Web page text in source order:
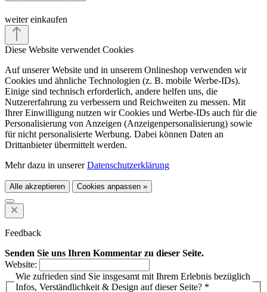
weiter einkaufen
Diese Website verwendet Cookies
Auf unserer Website und in unserem Onlineshop verwenden wir
Cookies und ähnliche Technologien (z. B. mobile Werbe-IDs).
Einige sind technisch erforderlich, andere helfen uns, die
Nutzererfahrung zu verbessern und Reichweiten zu messen. Mit
Ihrer Einwilligung nutzen wir Cookies und Werbe-IDs auch für die
Personalisierung von Anzeigen (Anzeigenpersonalisierung) sowie
für nicht personalisierte Werbung. Dabei können Daten an
Drittanbieter übermittelt werden.
Mehr dazu in unsererDatenschutzerklärung
Alle akzeptieren Cookies anpassen »
Feedback
Senden Sie uns Ihren Kommentar zu dieser Seite.
Website:
Wie zufrieden sind Sie insgesamt mit Ihrem Erlebnis bezüglich
Infos, Verständlichkeit & Design auf dieser Seite? *